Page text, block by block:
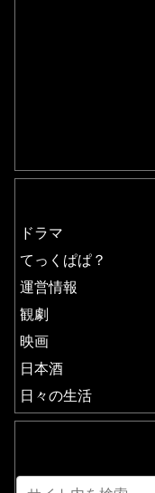
ドラマ
てっくぱぱ？
運営情報
観劇
映画
日本酒
日々の生活